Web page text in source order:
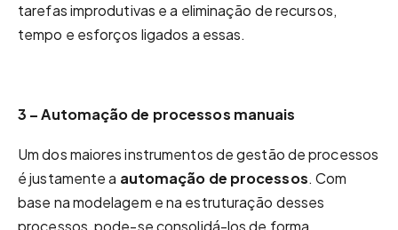
tarefas improdutivas e a eliminação de recursos,
tempo e esforços ligados a essas.
3 – Automação de processos manuais
Um dos maiores instrumentos de gestão de processos
é justamente a automação de processos. Com
base na modelagem e na estruturação desses
processos, pode-se consolidá-los de forma